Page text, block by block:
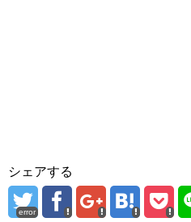
シェアする
error